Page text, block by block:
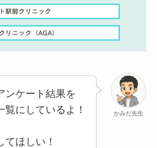
かみだ先生
ンケート結果を
覧にしているよ！
てほしい！